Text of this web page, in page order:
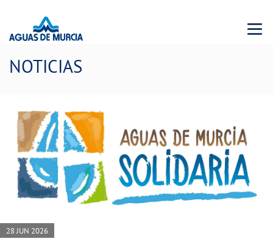
Menu
NOTICIAS
28 JUN 2026